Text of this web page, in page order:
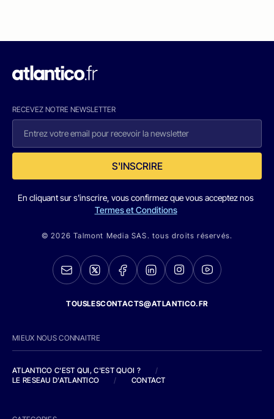
RECEVEZ NOTRE NEWSLETTER
S'INSCRIRE
En cliquant sur s'inscrire, vous confirmez que vous acceptez nos
Termes et Conditions
© 2026 Talmont Media SAS. tous droits réservés.
TOUSLESCONTACTS@ATLANTICO.FR
MIEUX NOUS CONNAITRE
ATLANTICO C'EST QUI, C'EST QUOI ?
/
LE RESEAU D'ATLANTICO
/ CONTACT